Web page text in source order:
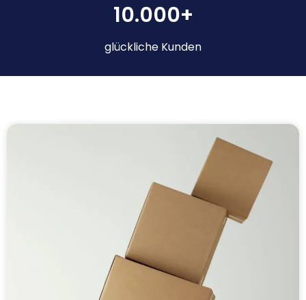
10.000+
glückliche Kunden